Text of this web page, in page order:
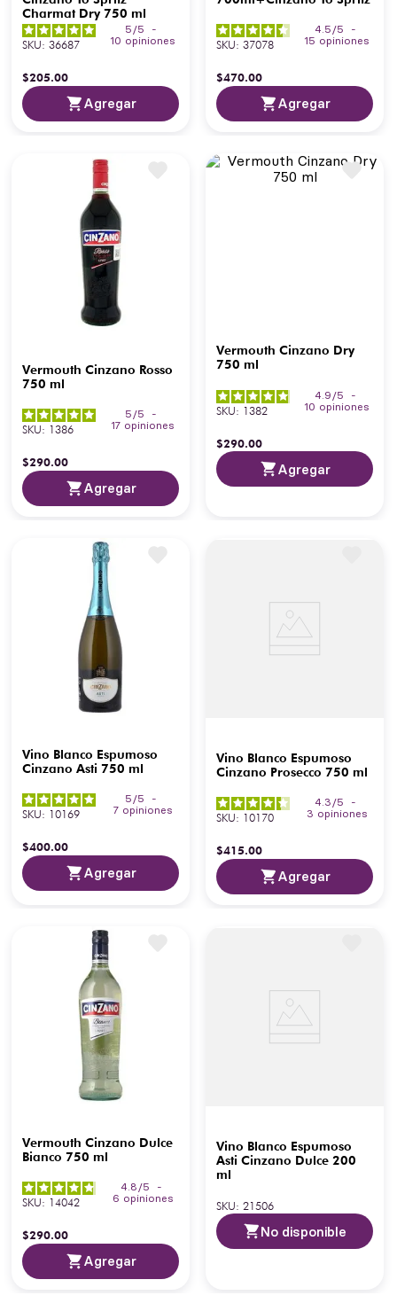
Charmat Dry 750 ml
5/5
-
10 opiniones
SKU: 36687
$205.00
Agregar
4.5/5
-
15 opiniones
SKU: 37078
$470.00
Agregar
Vermouth Cinzano Rosso
750 ml
5/5
-
17 opiniones
SKU: 1386
$290.00
Agregar
Vermouth Cinzano Dry
750 ml
4.9 /5
-
10 opiniones
SKU: 1382
$290.00
Agregar
Vino Blanco Espumoso
Cinzano Asti 750 ml
5/5
-
7 opiniones
SKU: 10169
$400.00
Agregar
Vino Blanco Espumoso
Cinzano Prosecco 750 ml
4.3/5
-
3 opiniones
SKU: 10170
$415.00
Agregar
Vermouth Cinzano Dulce
Bianco 750 ml
4.8 /5
-
6 opiniones
SKU: 14042
$290.00
Agregar
Vino Blanco Espumoso
Asti Cinzano Dulce 200
ml
SKU: 21506
No disponible